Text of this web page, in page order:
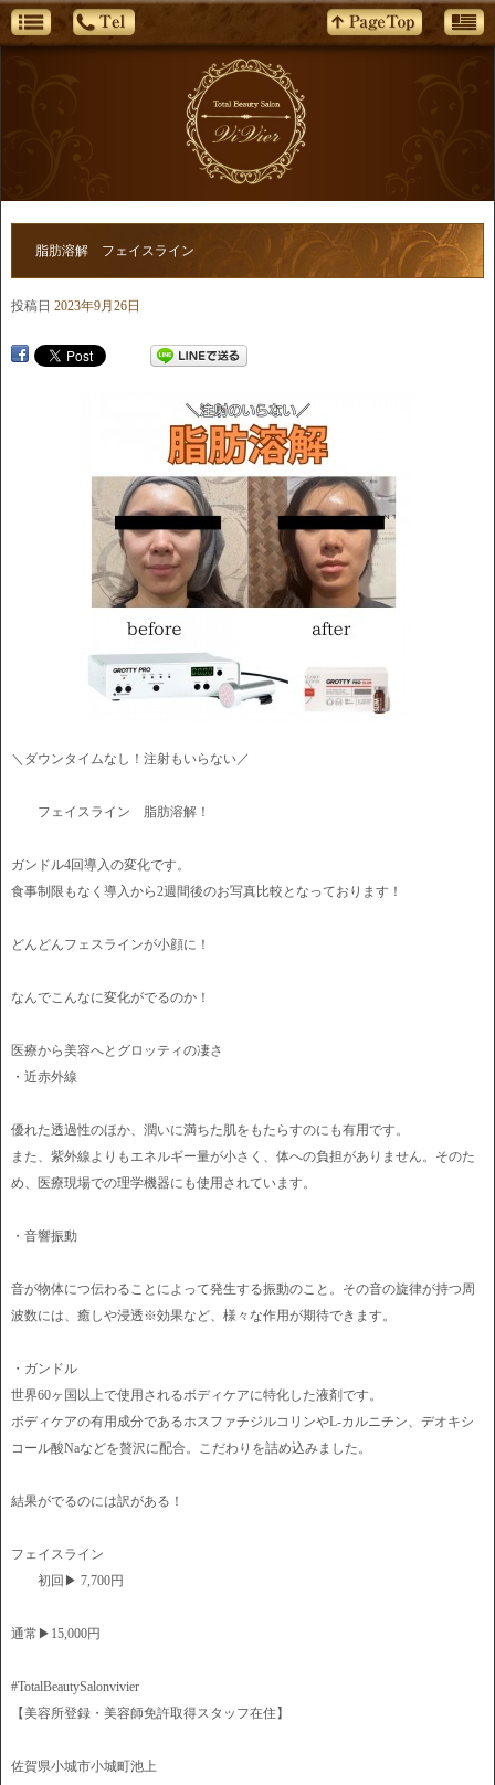
脂肪溶解 フェイスライン
投稿日 2023年9月26日
＼ダウンタイムなし！注射もいらない／
フェイスライン 脂肪溶解！
ガンドル4回導入の変化です。
食事制限もなく導入から2週間後のお写真比較となっております！
どんどんフェスラインが小顔に！
なんでこんなに変化がでるのか！
医療から美容へとグロッティの凄さ
・近赤外線
優れた透過性のほか、潤いに満ちた肌をもたらすのにも有用です。
また、紫外線よりもエネルギー量が小さく、体への負担がありません。そのた
め、医療現場での理学機器にも使用されています。
・音響振動
音が物体につ伝わることによって発生する振動のこと。その音の旋律が持つ周
波数には、癒しや浸透※効果など、様々な作用が期待できます。
・ガンドル
世界60ヶ国以上で使用されるボディケアに特化した液剤です。
ボディケアの有用成分であるホスファチジルコリンやL-カルニチン、デオキシ
コール酸Naなどを贅沢に配合。こだわりを詰め込みました。
結果がでるのには訳がある！
フェイスライン
初回▶︎ 7,700円
通常▶︎15,000円
#TotalBeautySalonvivier
【美容所登録・美容師免許取得スタッフ在住】
佐賀県小城市小城町池上